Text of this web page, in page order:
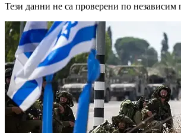
Тези данни не са проверени по независим